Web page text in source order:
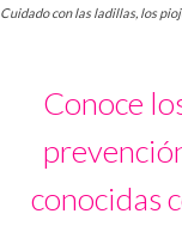
Cuidado con las ladillas, los
Conoce
conocidas